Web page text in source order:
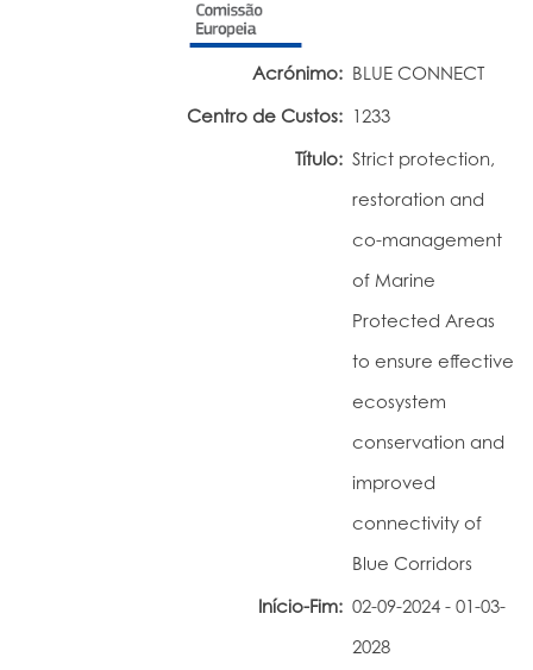
Acrónimo: BLUE CONNECT
Centro de Custos: 1233
Título: Strict protection,
restoration and
co-management
of Marine
Protected Areas
to ensure effective
ecosystem
conservation and
improved
connectivity of
Blue Corridors
Início-Fim: 02-09-2024 - 01-03-
2028